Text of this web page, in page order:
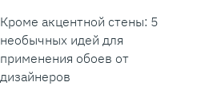
Кроме акцентной стены: 5
необычных идей для
применения обоев от
дизайнеров